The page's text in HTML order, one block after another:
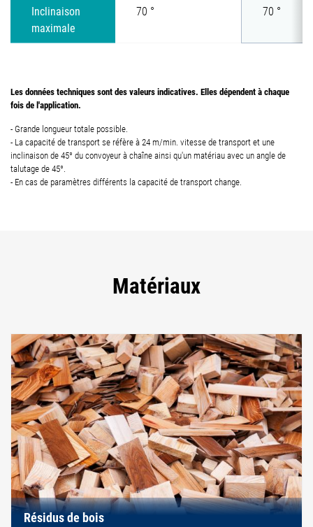
Inclinaison
maximale
70 ° 70 °
Les données techniques sont des valeurs indicatives. Elles dépendent à chaque
fois de l'application.
- Grande longueur totale possible.
- La capacité de transport se réfère à 24 m/min. vitesse de transport et une
inclinaison de 45° du convoyeur à chaîne ainsi qu'un matériau avec un angle de
talutage de 45°.
- En cas de paramètres différents la capacité de transport change.
Matériaux
Résidus de bois